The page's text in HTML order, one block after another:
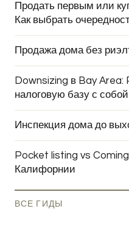
Продать первым или
Как выбрать
Продажа дома без
Downsizing в Bay Area:
налоговую базу с собой
Инспекция дома до
Pocket listing vs
Калифорнии
ВСЕ ГИДЫ